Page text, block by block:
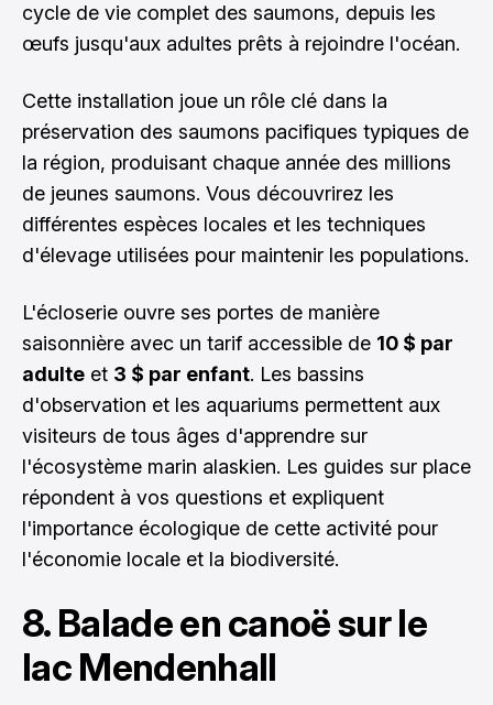
cycle de vie complet des saumons, depuis les
œufs jusqu'aux adultes prêts à rejoindre l'océan.
Cette installation joue un rôle clé dans la
préservation des saumons pacifiques typiques de
la région, produisant chaque année des millions
de jeunes saumons. Vous découvrirez les
différentes espèces locales et les techniques
d'élevage utilisées pour maintenir les populations.
L'écloserie ouvre ses portes de manière
saisonnière avec un tarif accessible de 10 $ par
adulte et 3 $ par enfant. Les bassins
d'observation et les aquariums permettent aux
visiteurs de tous âges d'apprendre sur
l'écosystème marin alaskien. Les guides sur place
répondent à vos questions et expliquent
l'importance écologique de cette activité pour
l'économie locale et la biodiversité.
8. Balade en canoë sur le
lac Mendenhall